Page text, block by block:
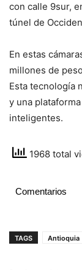
con calle 9sur,
túnel de
En estas
millones de
Esta tecnología
y una
inteligentes.
1968 total
Comentarios
TAGS Antioquia